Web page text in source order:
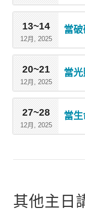
13~14
12月, 2025
當
20~21
12月, 2025
當
27~28
12月, 2025
當
其他主日